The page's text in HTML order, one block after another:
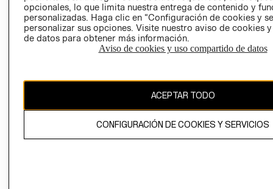
Ecuador ($)
CAMBIAR REGIÓN
propiedad de H&M Hennes & Mauritz AB.
opcionales, lo que limita nuestra entrega de contenido y
personalizadas. Haga clic en “Configuración de cookies y
personalizar sus opciones. Visite nuestro aviso de cookies
de datos para obtener más información.
Aviso de cookies y uso compartido de datos
ACEPTAR TODO
CONFIGURACIÓN DE COOKIES Y SERVICIOS